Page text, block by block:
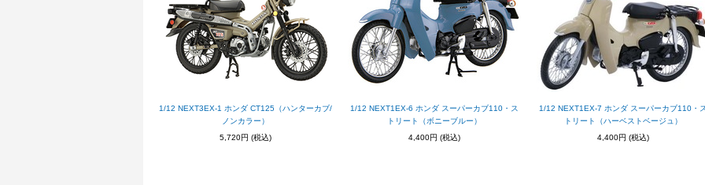
1/12 NEXT3EX-1 ホンダ CT125（ハンターカブ/
ノンカラー）
5,720円 (税込)
1/12 NEXT1EX-6 ホンダ スーパーカブ110・ス
トリート（ボニーブルー）
4,400円 (税込)
1/12 NEXT1EX-7 ホンダ スーパーカブ110・
トリート（ハーベストベージュ）
4,400円 (税込)